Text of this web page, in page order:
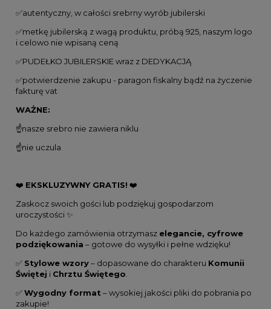
✅autentyczny, w całości srebrny wyrób jubilerski
✅metkę jubilerską z wagą produktu, próbą 925, naszym logo
i celowo nie wpisaną ceną
✅PUDEŁKO JUBILERSKIE wraz z DEDYKACJĄ
✅potwierdzenie zakupu - paragon fiskalny bądź na życzenie
fakturę vat
️WAŻNE:
☝️nasze srebro nie zawiera niklu
☝️nie uczula
❤️ EKSKLUZYWNY GRATIS! ❤️
Zaskocz swoich gości lub podziękuj gospodarzom
uroczystości ✨
Do każdego zamówienia otrzymasz elegancie, cyfrowe
podziękowania – gotowe do wysyłki i pełne wdzięku!
✅ Stylowe wzory– dopasowane do charakteru Komunii
Świętej i Chrztu Świętego
✅Wygodny format – wysokiej jakości pliki do pobrania po
zakupie!